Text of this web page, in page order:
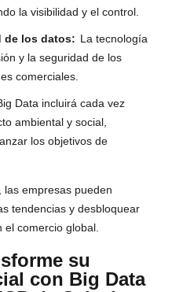
la visibilidad y el control.
de los datos: La tecnología
y la seguridad de los
comerciales.
Data incluirá cada vez
ambiental y social,
los objetivos de
, las empresas pueden
tendencias y desbloquear
comercio global.
su
con Big Data